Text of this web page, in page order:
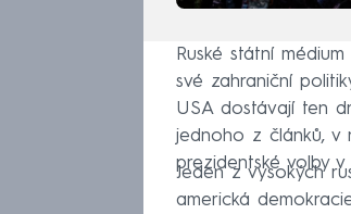
Ruské státní
své zahraniční
USA dostávají ten
jednoho z článků, v
prezidentské volby v
Jeden z vysokých
americká